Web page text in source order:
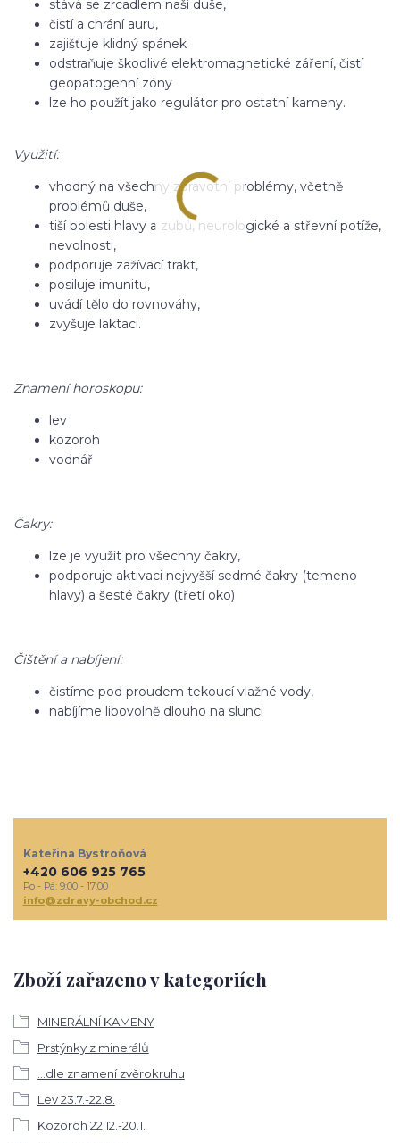
stává se zrcadlem naší duše,
čistí a chrání auru,
zajišťuje klidný spánek
odstraňuje škodlivé elektromagnetické záření, čistí
geopatogenní zóny
lze ho použít jako regulátor pro ostatní kameny.
Využití:
vhodný na všechny zdravotní problémy, včetně
problémů duše,
tiší bolesti hlavy a zubů, neurologické a střevní potíže,
nevolnosti,
podporuje zažívací trakt,
posiluje imunitu,
uvádí tělo do rovnováhy,
zvyšuje laktaci.
Znamení horoskopu:
lev
kozoroh
vodnář
Čakry:
lze je využít pro všechny čakry,
podporuje aktivaci nejvyšší sedmé čakry (temeno
hlavy) a šesté čakry (třetí oko)
Čištění a nabíjení:
čistíme pod proudem tekoucí vlažné vody,
nabíjíme libovolně dlouho na slunci
Zboží zařazeno v kategoriích
MINERÁLNÍ KAMENY
Prstýnky z minerálů
...dle znamení zvěrokruhu
Lev 23.7.-22.8.
Kozoroh 22.12.-20.1.
Kateřina Bystroňová
+420 606 925 765
Po - Pá: 9:00 - 17:00
info@zdravy-obchod.cz